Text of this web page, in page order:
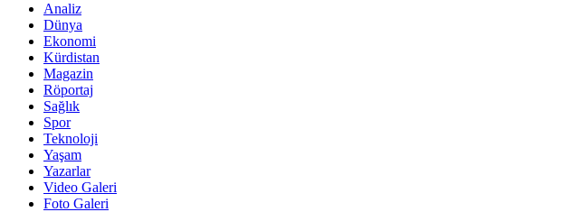
Analiz
Dünya
Ekonomi
Kürdistan
Magazin
Röportaj
Sağlık
Spor
Teknoloji
Yaşam
Yazarlar
Video Galeri
Foto Galeri